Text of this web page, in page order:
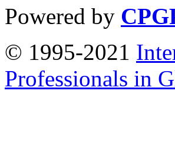
Powered by
© 1995-2021
Professionals in